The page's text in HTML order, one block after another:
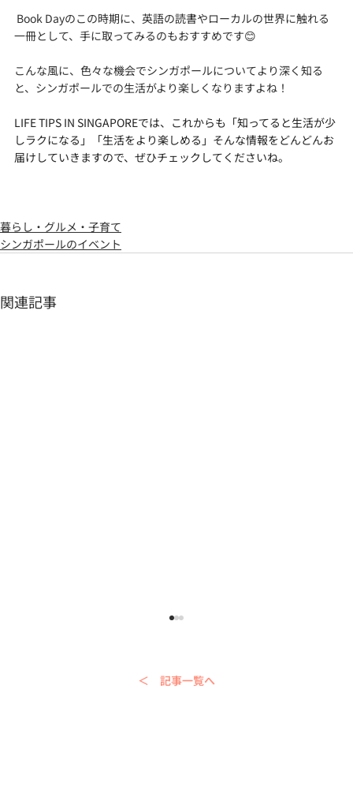
一冊として、手に取ってみるのもおすすめです😊
こんな風に、色々な機会でシンガポールについてより深く知る
と、シンガポールでの生活がより楽しくなりますよね！
LIFE TIPS IN SINGAPOREでは、これからも「知ってると生活が少
しラクになる」「生活をより楽しめる」そんな情報をどんどんお
届けしていきますので、ぜひチェックしてくださいね。
暮らし・グルメ・子育て
シンガポールのイベント
関連記事
＜ 記事一覧へ